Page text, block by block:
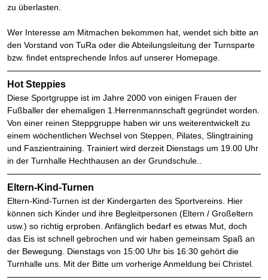
zu überlasten.
Wer Interesse am Mitmachen bekommen hat, wendet sich bitte an
den Vorstand von TuRa oder die Abteilungsleitung der Turnsparte
bzw. findet entsprechende Infos auf unserer Homepage.
Hot Steppies
Diese Sportgruppe ist im Jahre 2000 von einigen Frauen der
Fußballer der ehemaligen 1.Herrenmannschaft gegründet worden.
Von einer reinen Steppgruppe haben wir uns weiterentwickelt zu
einem wöchentlichen Wechsel von Steppen, Pilates, Slingtraining
und Faszientraining. Trainiert wird derzeit Dienstags um 19.00 Uhr
in der Turnhalle Hechthausen an der Grundschule..
Eltern-Kind-Turnen
Eltern-Kind-Turnen ist der Kindergarten des Sportvereins. Hier
können sich Kinder und ihre Begleitpersonen (Eltern / Großeltern
usw.) so richtig erproben. Anfänglich bedarf es etwas Mut, doch
das Eis ist schnell gebrochen und wir haben gemeinsam Spaß an
der Bewegung. Dienstags von 15:00 Uhr bis 16:30 gehört die
Turnhalle uns. Mit der Bitte um vorherige Anmeldung bei Christel.